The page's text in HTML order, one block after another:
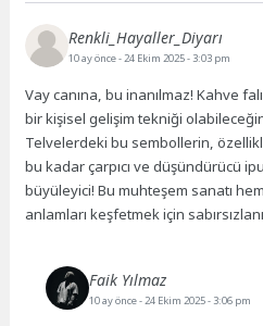
Renkli_Hayaller_Diyarı
10 ay önce- 24 Ekim 2025 - 3:03 pm
Vay canına, bu inanılmaz! Kahve
bir kişisel gelişim tekniği
Telvelerdeki bu sembollerin,
bu kadar çarpıcı ve düşündürücü
büyüleyici! Bu muhteşem sanatı
anlamları keşfetmek için
Faik Yılmaz
10 ay önce- 24 Ekim 2025 - 3:06 pm